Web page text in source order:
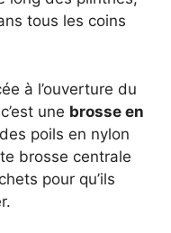
tous les coins
à l’ouverture du
une brosse en
poils en nylon
brosse centrale
pour qu’ils